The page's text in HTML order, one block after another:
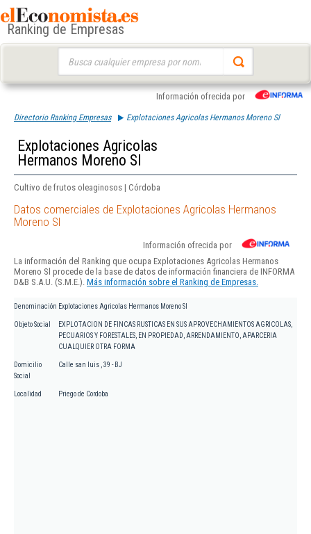
Ranking de Empresas
Información ofrecida por
Directorio Ranking Empresas Explotaciones Agricolas Hermanos Moreno Sl
Explotaciones Agricolas
Hermanos Moreno Sl
Cultivo de frutos oleaginosos | Córdoba
Datos comerciales de Explotaciones Agricolas Hermanos
Moreno Sl
Información ofrecida por
La información del Ranking que ocupa Explotaciones Agricolas Hermanos
Moreno Sl procede de la base de datos de información financiera de INFORMA
D&B S.A.U. (S.M.E.). Más información sobre el Ranking de Empresas.
Denominación Explotaciones Agricolas Hermanos Moreno Sl
Objeto Social
EXPLOTACION DE FINCAS RUSTICAS EN SUS APROVECHAMIENTOS AGRICOLAS,
PECUARIOS Y FORESTALES, EN PROPIEDAD, ARRENDAMIENTO, APARCERIA
CUALQUIER OTRA FORMA
Domicilio
Social
Calle san luis , 39 - BJ
Localidad Priego de Cordoba